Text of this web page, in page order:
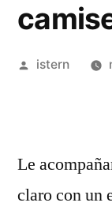
Publicado
istern
Le
claro con un